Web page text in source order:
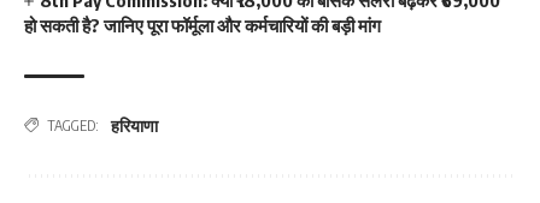
हो सकती है? जानिए पूरा फॉर्मूला और कर्मचारियों की बड़ी मांग
TAGGED: हरियाणा